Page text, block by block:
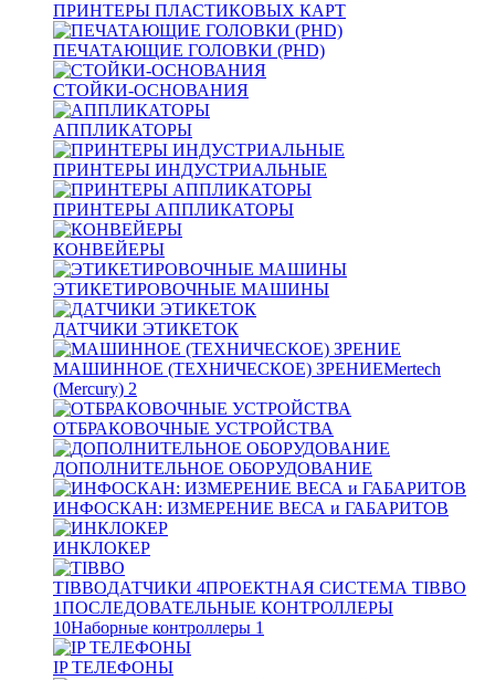
ПРИНТЕРЫ ПЛАСТИКОВЫХ КАРТ
ПЕЧАТАЮЩИЕ ГОЛОВКИ (PHD)
СТОЙКИ-ОСНОВАНИЯ
АППЛИКАТОРЫ
ПРИНТЕРЫ ИНДУСТРИАЛЬНЫЕ
ПРИНТЕРЫ АППЛИКАТОРЫ
КОНВЕЙЕРЫ
ЭТИКЕТИРОВОЧНЫЕ МАШИНЫ
ДАТЧИКИ ЭТИКЕТОК
МАШИННОЕ (ТЕХНИЧЕСКОЕ) ЗРЕНИЕMertech
(Mercury) 2
ОТБРАКОВОЧНЫЕ УСТРОЙСТВА
ДОПОЛНИТЕЛЬНОЕ ОБОРУДОВАНИЕ
ИНФОСКАН: ИЗМЕРЕНИЕ ВЕСА и ГАБАРИТОВ
ИНКЛОКЕР
TIBBOДАТЧИКИ 4ПРОЕКТНАЯ СИСТЕМА TIBBO
1ПОСЛЕДОВАТЕЛЬНЫЕ КОНТРОЛЛЕРЫ
10Наборные контроллеры 1
IP ТЕЛЕФОНЫ